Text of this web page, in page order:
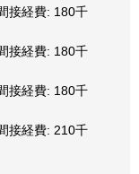
接経費: 180千
接経費: 180千
接経費: 180千
接経費: 210千